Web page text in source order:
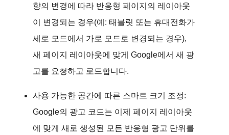
향의 변경에 따라 반응형 페이지의 레이아웃
이 변경되는 경우(예: 태블릿 또는 휴대전화가
세로 모드에서 가로 모드로 변경되는 경우),
새 페이지 레이아웃에 맞게 Google에서 새 광
고를 요청하고 로드합니다.
사용 가능한 공간에 따른 스마트 크기 조정:
Google의 광고 코드는 이제 페이지 레이아웃
에 맞게 새로 생성된 모든 반응형 광고 단위를